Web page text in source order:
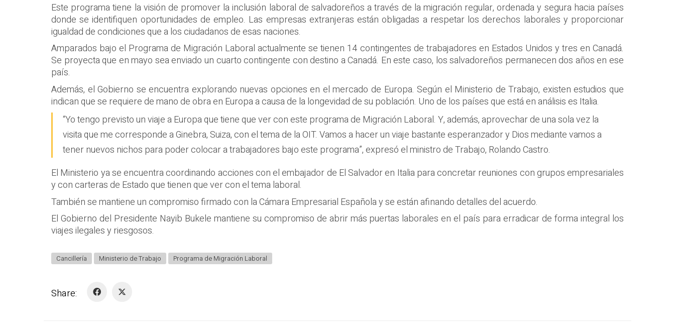
Este programa tiene la visión de promover la inclusión laboral de salvadoreños a través de la migración regular, ordenada y segura hacia países
donde se identifiquen oportunidades de empleo. Las empresas extranjeras están obligadas a respetar los derechos laborales y proporcionar
igualdad de condiciones que a los ciudadanos de esas naciones.
Amparados bajo el Programa de Migración Laboral actualmente se tienen 14 contingentes de trabajadores en Estados Unidos y tres en Canadá.
Se proyecta que en mayo sea enviado un cuarto contingente con destino a Canadá. En este caso, los salvadoreños permanecen dos años en ese
país.
Además, el Gobierno se encuentra explorando nuevas opciones en el mercado de Europa. Según el Ministerio de Trabajo, existen estudios que
indican que se requiere de mano de obra en Europa a causa de la longevidad de su población. Uno de los países que está en análisis es Italia.
“Yo tengo previsto un viaje a Europa que tiene que ver con este programa de Migración Laboral. Y, además, aprovechar de una sola vez la
visita que me corresponde a Ginebra, Suiza, con el tema de la OIT. Vamos a hacer un viaje bastante esperanzador y Dios mediante vamos a
tener nuevos nichos para poder colocar a trabajadores bajo este programa”, expresó el ministro de Trabajo, Rolando Castro.
El Ministerio ya se encuentra coordinando acciones con el embajador de El Salvador en Italia para concretar reuniones con grupos empresariales
y con carteras de Estado que tienen que ver con el tema laboral.
También se mantiene un compromiso firmado con la Cámara Empresarial Española y se están afinando detalles del acuerdo.
El Gobierno del Presidente Nayib Bukele mantiene su compromiso de abrir más puertas laborales en el país para erradicar de forma integral los
viajes ilegales y riesgosos.
Cancillería Ministerio de Trabajo Programa de Migración Laboral
Share: